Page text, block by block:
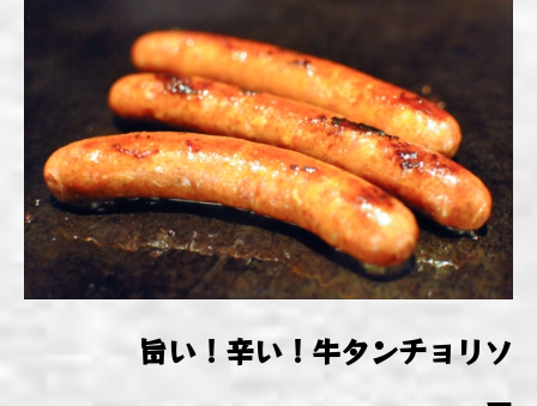
旨い！辛い！牛タンチョリソ